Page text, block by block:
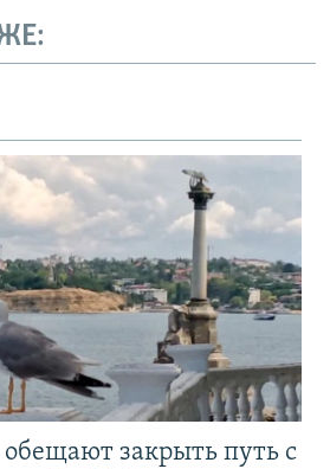
обещают закрыть путь с